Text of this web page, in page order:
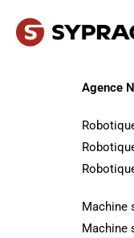
Agence
Machine
Machine